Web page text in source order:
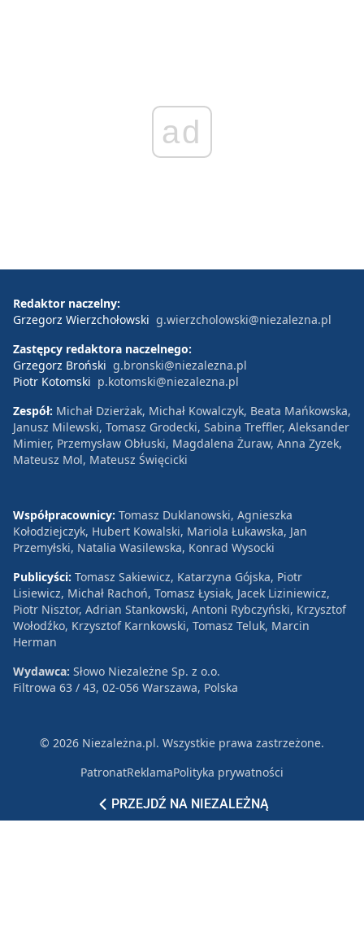
ad
PRZEJDŹ NA NIEZALEŻNĄ
Redaktor naczelny:
Grzegorz Wierzchołowski g.wierzcholowski@niezalezna.pl
Zastępcy redaktora naczelnego:
Grzegorz Broński g.bronski@niezalezna.pl
Piotr Kotomski p.kotomski@niezalezna.pl
Zespół: Michał Dzierżak, Michał Kowalczyk, Beata Mańkowska,
Janusz Milewski, Tomasz Grodecki, Sabina Treffler, Aleksander
Mimier, Przemysław Obłuski, Magdalena Żuraw, Anna Zyzek,
Mateusz Mol, Mateusz Święcicki
Współpracownicy: Tomasz Duklanowski, Agnieszka
Kołodziejczyk, Hubert Kowalski, Mariola Łukawska, Jan
Przemyłski, Natalia Wasilewska, Konrad Wysocki
Publicyści: Tomasz Sakiewicz, Katarzyna Gójska, Piotr
Lisiewicz, Michał Rachoń, Tomasz Łysiak, Jacek Liziniewicz,
Piotr Nisztor, Adrian Stankowski, Antoni Rybczyński, Krzysztof
Wołodźko, Krzysztof Karnkowski, Tomasz Teluk, Marcin
Herman
Wydawca: Słowo Niezależne Sp. z o.o.
Filtrowa 63 / 43, 02-056 Warszawa, Polska
© 2026 Niezależna.pl. Wszystkie prawa zastrzeżone.
PatronatReklamaPolityka prywatności